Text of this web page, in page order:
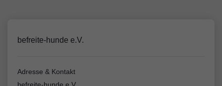
befreite-hunde e.V.
Adresse & Kontakt